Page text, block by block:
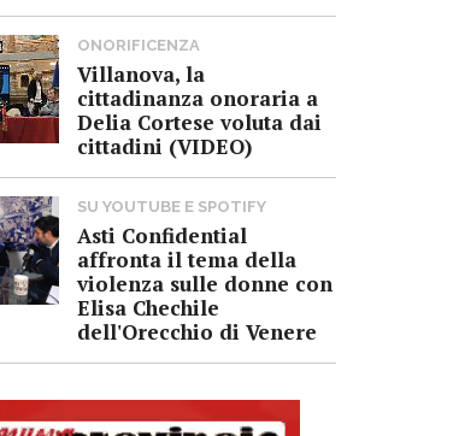
ONORIFICENZA
Villanova, la
cittadinanza onoraria a
Delia Cortese voluta dai
cittadini (VIDEO)
SU YOUTUBE E SPOTIFY
Asti Confidential
affronta il tema della
violenza sulle donne con
Elisa Chechile
dell'Orecchio di Venere